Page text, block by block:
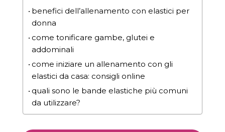
benefici dell’allenamento con elastici per
donna
come tonificare gambe, glutei e
addominali
come iniziare un allenamento con gli
elastici da casa: consigli online
quali sono le bande elastiche più comuni
da utilizzare?